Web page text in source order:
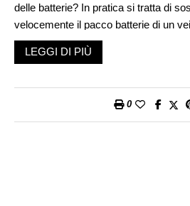
delle batterie? In pratica si tratta di
velocemente il pacco batterie di un
si rende necessario. Si lascia quello
carico. Un po’ come si faceva una
ricarica. Beh, non si tratta certo di
LEGGI DI PIÙ
0